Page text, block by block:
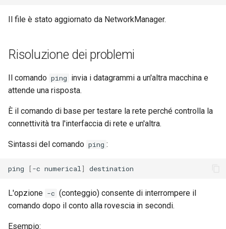
Il file è stato aggiornato da NetworkManager.
Risoluzione dei problemi
Il comando ping invia i datagrammi a un'altra macchina e
attende una risposta.
È il comando di base per testare la rete perché controlla la
connettività tra l'interfaccia di rete e un'altra.
Sintassi del comando ping :
ping [-c numerical ]
L'opzione -c (conteggio) consente di interrompere il
comando dopo il conto alla rovescia in secondi.
Esempio: